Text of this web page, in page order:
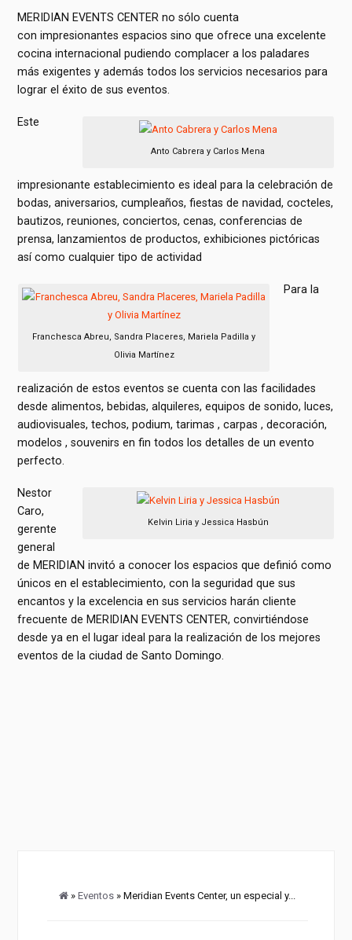
MERIDIAN EVENTS CENTER no sólo cuenta
con impresionantes espacios sino que ofrece una excelente
cocina internacional pudiendo complacer a los paladares
más exigentes y además todos los servicios necesarios para
lograr el éxito de sus eventos.
Anto Cabrera y Carlos Mena
Este
impresionante establecimiento es ideal para la celebración de
bodas, aniversarios, cumpleaños, fiestas de navidad, cocteles,
bautizos, reuniones, conciertos, cenas, conferencias de
prensa, lanzamientos de productos, exhibiciones pictóricas
así como cualquier tipo de actividad
Franchesca Abreu, Sandra Placeres, Mariela Padilla y
Olivia Martínez
Para la
realización de estos eventos se cuenta con las facilidades
desde alimentos, bebidas, alquileres, equipos de sonido, luces,
audiovisuales, techos, podium, tarimas , carpas , decoración,
modelos , souvenirs en fin todos los detalles de un evento
perfecto.
Kelvin Liria y Jessica Hasbún
Nestor
Caro,
gerente
general
de MERIDIAN invitó a conocer los espacios que definió como
únicos en el establecimiento, con la seguridad que sus
encantos y la excelencia en sus servicios harán cliente
frecuente de MERIDIAN EVENTS CENTER, convirtiéndose
desde ya en el lugar ideal para la realización de los mejores
eventos de la ciudad de Santo Domingo.
»Eventos » Meridian Events Center, un especial y...